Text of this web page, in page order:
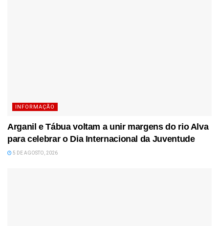
INFORMAÇÃO
Arganil e Tábua voltam a unir margens do rio Alva
para celebrar o Dia Internacional da Juventude
5 DE AGOSTO, 2026